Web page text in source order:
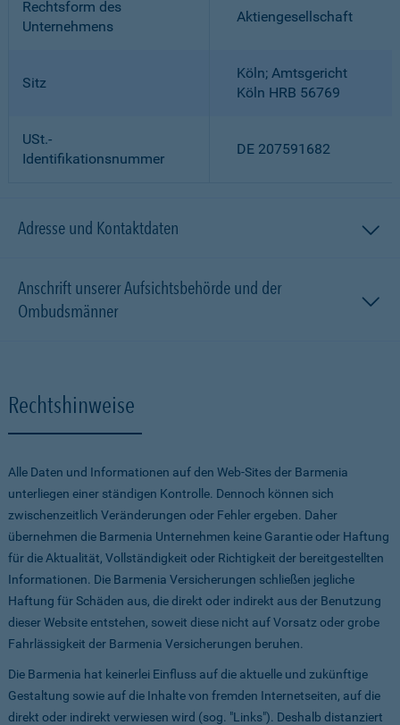
Rechtsform des
Unternehmens
Aktiengesellschaft
Sitz
Köln; Amtsgericht
Köln HRB 56769
USt.-
Identifikationsnummer
DE 207591682
Adresse und Kontaktdaten
Anschrift unserer Aufsichtsbehörde und der
Ombudsmänner
Rechtshinweise
Alle Daten und Informationen auf den Web-Sites der Barmenia
unterliegen einer ständigen Kontrolle. Dennoch können sich
zwischenzeitlich Veränderungen oder Fehler ergeben. Daher
übernehmen die Barmenia Unternehmen keine Garantie oder Haftung
für die Aktualität, Vollständigkeit oder Richtigkeit der bereitgestellten
Informationen. Die Barmenia Versicherungen schließen jegliche
Haftung für Schäden aus, die direkt oder indirekt aus der Benutzung
dieser Website entstehen, soweit diese nicht auf Vorsatz oder grobe
Fahrlässigkeit der Barmenia Versicherungen beruhen.
Die Barmenia hat keinerlei Einfluss auf die aktuelle und zukünftige
Gestaltung sowie auf die Inhalte von fremden Internetseiten, auf die
direkt oder indirekt verwiesen wird (sog. "Links"). Deshalb distanziert